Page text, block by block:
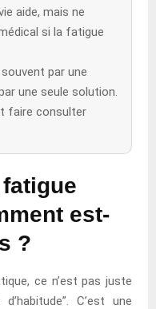
aide, mais ne
si la fatigue
par une
une seule solution.
faire consulter
fatigue
est-
?
ce n’est pas juste
C’est une